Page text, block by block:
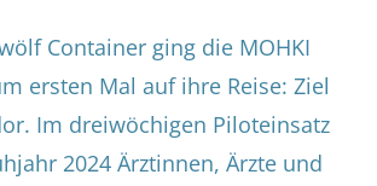
Container ging die MOHKI
ersten Mal auf ihre Reise: Ziel
Im dreiwöchigen Piloteinsatz
2024 Ärztinnen, Ärzte und